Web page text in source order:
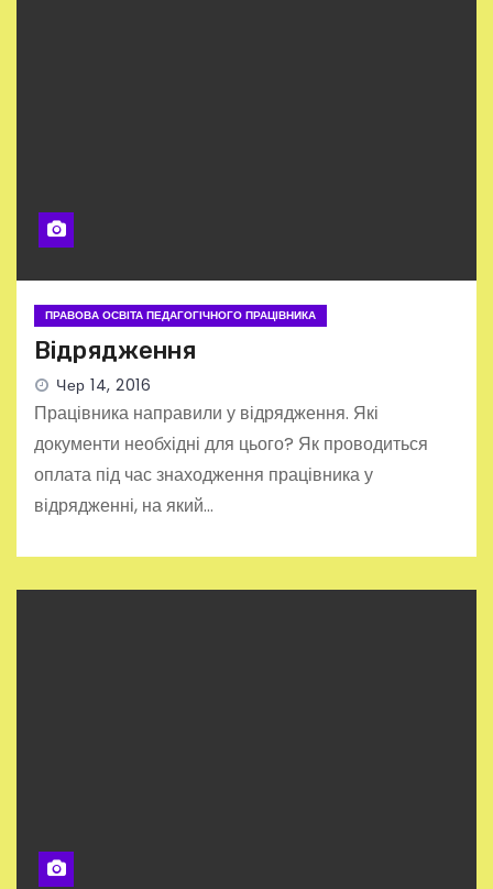
ПРАВОВА ОСВІТА ПЕДАГОГІЧНОГО ПРАЦІВНИКА
Відрядження
Чер 14, 2016
Працівника направили у відрядження. Які
документи необхідні для цього? Як проводиться
оплата під час знаходження працівника у
відрядженні, на який…